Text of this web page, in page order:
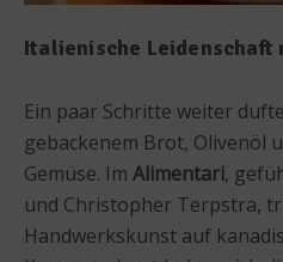
Italienische Leidenschaft
Ein paar Schritte weiter
gebackenem Brot, Olivenöl
Gemüse. Im Alimentari,
und Christopher Terpstra,
Handwerkskunst auf